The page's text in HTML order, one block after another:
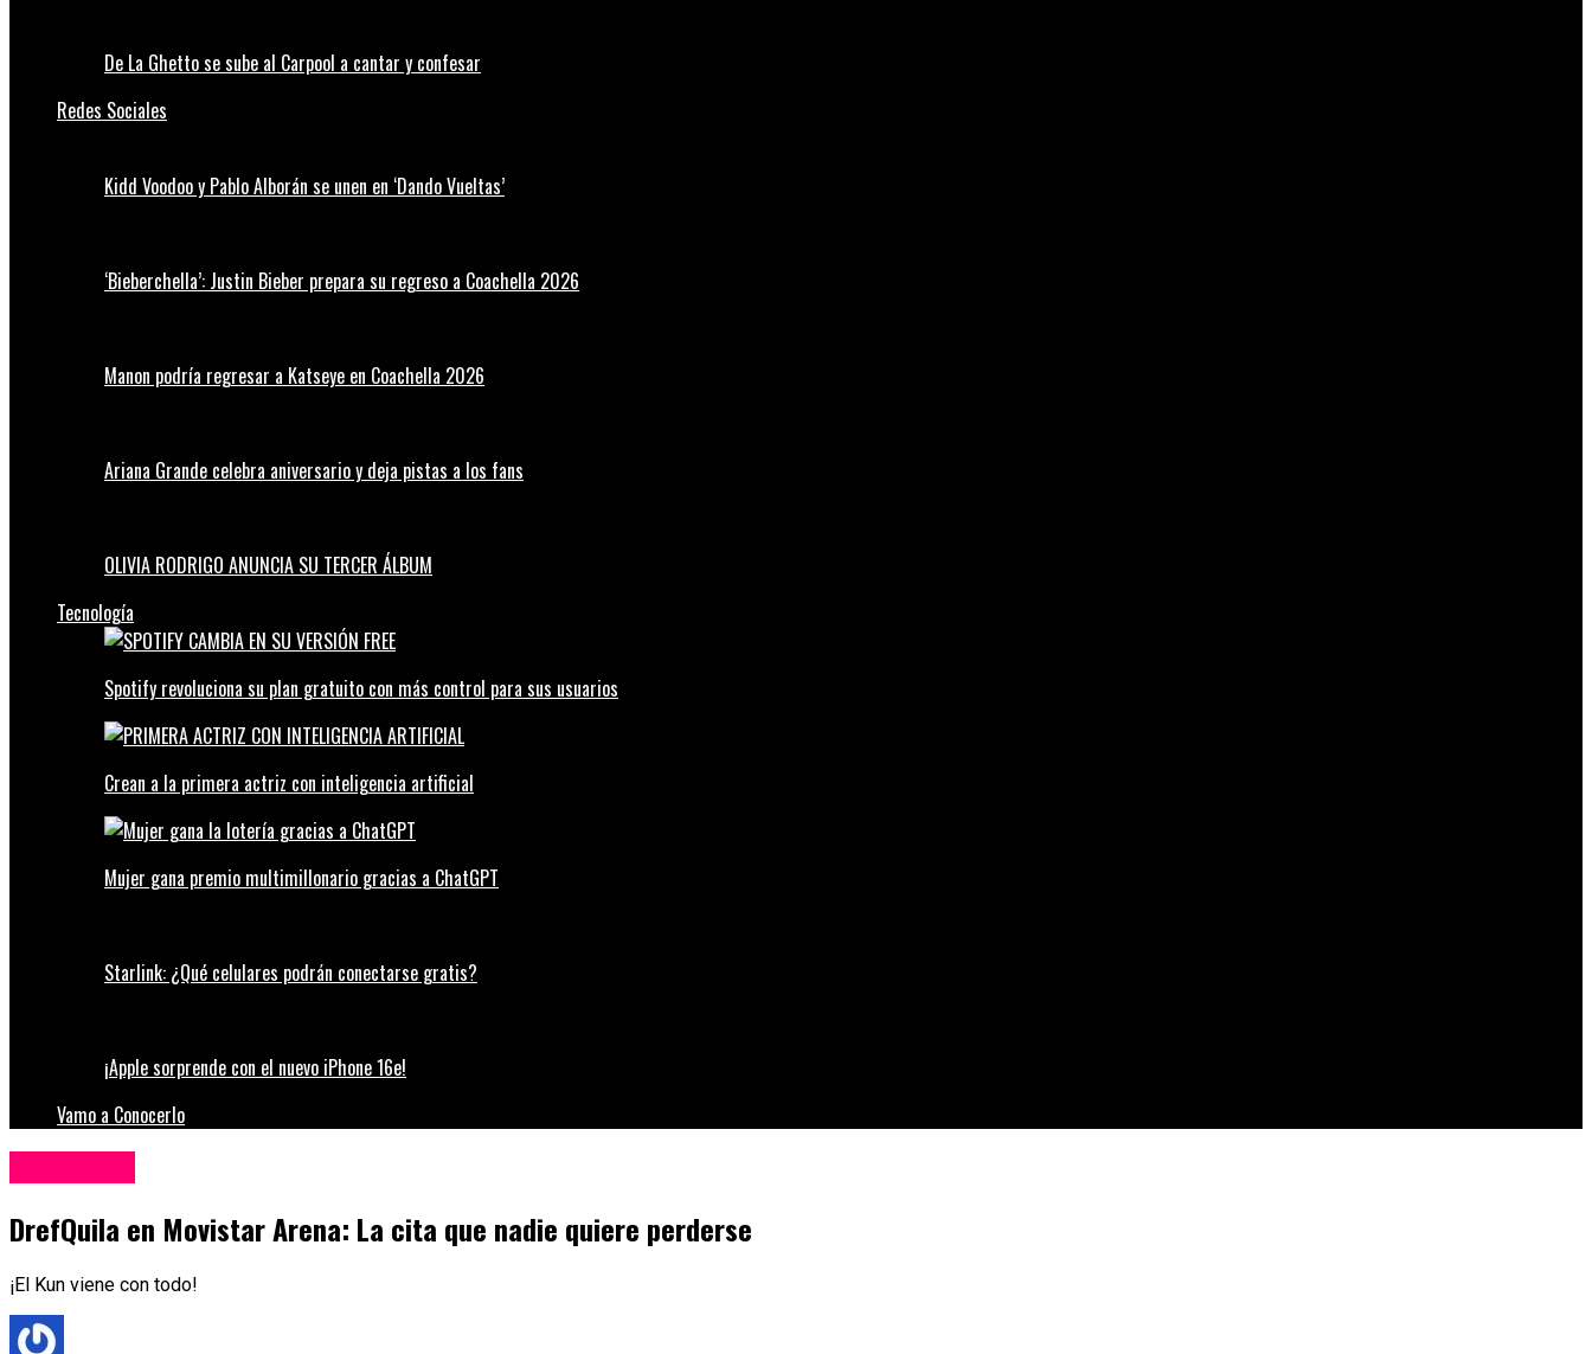
De La Ghetto se sube al Carpool a cantar y confesar
Redes Sociales
Kidd Voodoo y Pablo Alborán se unen en ‘Dando Vueltas’
‘Bieberchella’: Justin Bieber prepara su regreso a Coachella 2026
Manon podría regresar a Katseye en Coachella 2026
Ariana Grande celebra aniversario y deja pistas a los fans
OLIVIA RODRIGO ANUNCIA SU TERCER ÁLBUM
Tecnología
Spotify revoluciona su plan gratuito con más control para sus usuarios
Crean a la primera actriz con inteligencia artificial
Mujer gana premio multimillonario gracias a ChatGPT
Starlink: ¿Qué celulares podrán conectarse gratis?
¡Apple sorprende con el nuevo iPhone 16e!
Vamo a Conocerlo
DrefQuila en Movistar Arena: La cita que nadie quiere perderse
¡El Kun viene con todo!